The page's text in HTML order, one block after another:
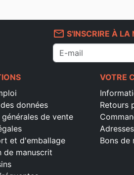
mail_outline S'INSCRIRE À LA
données
de vente
et d'emballage
de manuscrit
VOTRE
Retours
Adresses
Bons de